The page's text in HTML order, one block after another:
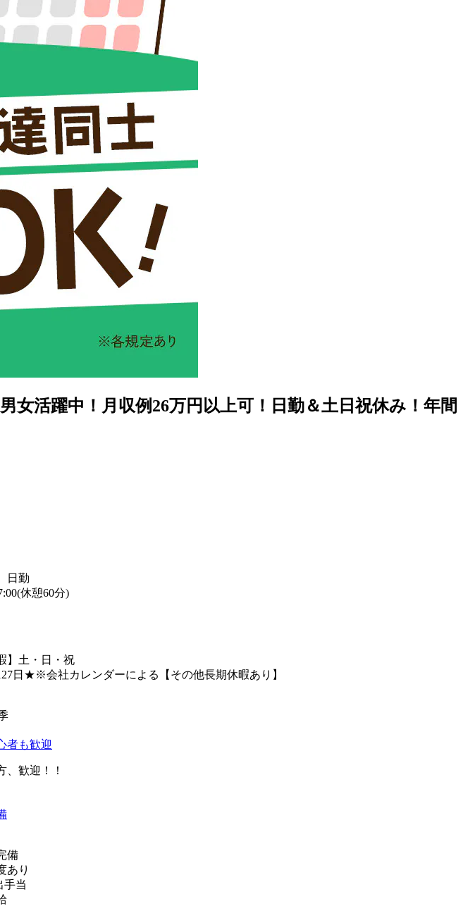
活躍中！月収例26万円以上可！日勤＆土日祝休み！年間
日勤
休憩60分)
】土・日・祝
日★※会社カレンダーによる【その他長期休暇あり】
者も歓迎
歓迎！！
備
あり
手当